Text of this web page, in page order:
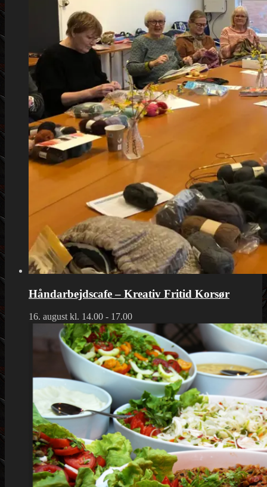
Håndarbejdscafe – Kreativ Fritid Korsør
16. august kl. 14.00 - 17.00